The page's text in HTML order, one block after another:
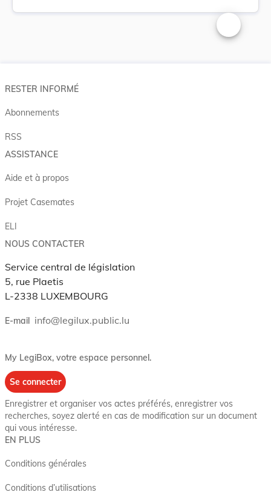
Changer la
RESTER INFORMÉ
Abonnements
RSS
ASSISTANCE
Aide et à propos
Projet Casemates
ELI
NOUS CONTACTER
Service central de législation
5, rue Plaetis
L-2338 LUXEMBOURG
E-mail info@legilux.public.lu
My LegiBox, votre espace personnel.
Se connecter
Enregistrer et organiser vos actes préférés, enregistrer vos
recherches, soyez alerté en cas de modification sur un document
qui vous intéresse.
EN PLUS
Conditions générales
Conditions d’utilisations